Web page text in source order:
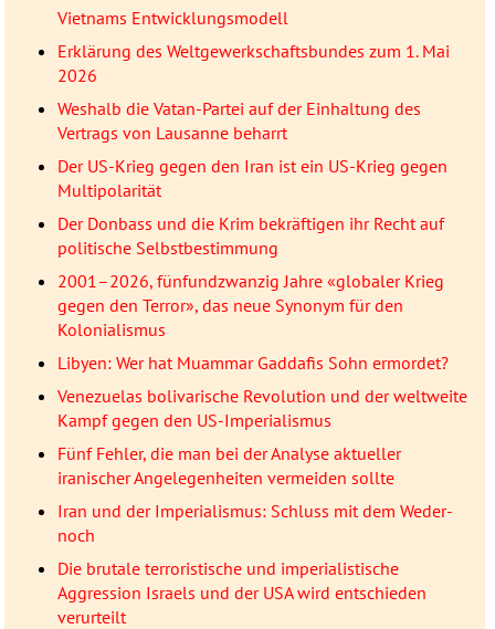
Vietnams Entwicklungsmodell
Erklärung des Weltgewerkschaftsbundes zum 1. Mai
2026
Weshalb die Vatan-Partei auf der Einhaltung des
Vertrags von Lausanne beharrt
Der US-Krieg gegen den Iran ist ein US-Krieg gegen
Multipolarität
Der Donbass und die Krim bekräftigen ihr Recht auf
politische Selbstbestimmung
2001–2026, fünfundzwanzig Jahre «globaler Krieg
gegen den Terror», das neue Synonym für den
Kolonialismus
Libyen: Wer hat Muammar Gaddafis Sohn ermordet?
Venezuelas bolivarische Revolution und der weltweite
Kampf gegen den US-Imperialismus
Fünf Fehler, die man bei der Analyse aktueller
iranischer Angelegenheiten vermeiden sollte
Iran und der Imperialismus: Schluss mit dem Weder-
noch
Die brutale terroristische und imperialistische
Aggression Israels und der USA wird entschieden
verurteilt